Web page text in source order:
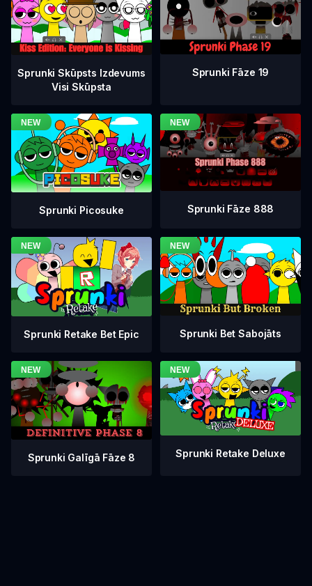
Sprunki Skūpsts Izdevums
Visi Skūpsta
Sprunki Fāze 19
Sprunki Picosuke Sprunki Fāze 888
Sprunki Retake Bet Epic Sprunki Bet Sabojāts
Sprunki Galīgā Fāze 8 Sprunki Retake Deluxe